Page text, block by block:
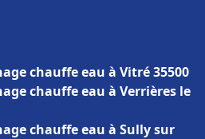
chauffe eau à Vitré 35500
chauffe eau à Verrières le
chauffe eau à Sully sur